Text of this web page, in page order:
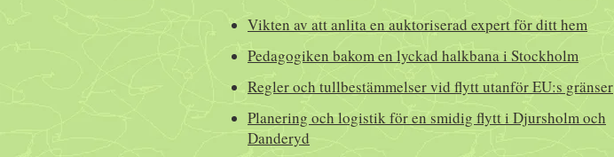
Vikten av att anlita en auktoriserad expert för ditt hem
Pedagogiken bakom en lyckad halkbana i Stockholm
Regler och tullbestämmelser vid flytt utanför EU:s gränser
Planering och logistik för en smidig flytt i Djursholm och
Danderyd